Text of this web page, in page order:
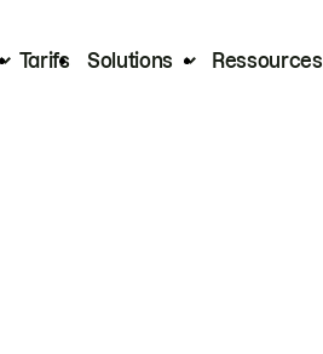
Tarifs Solutions Ressources